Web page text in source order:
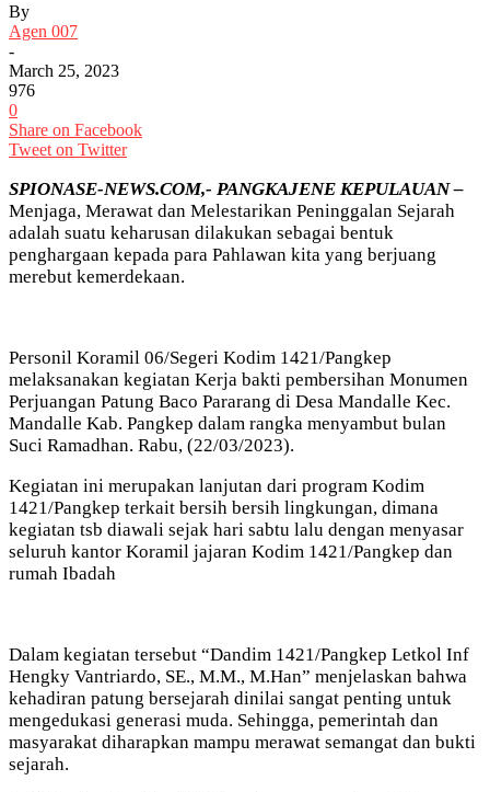
By
Agen 007
-
March 25, 2023
976
0
Share on Facebook
Tweet on Twitter
SPIONASE-NEWS.COM,- PANGKAJENE KEPULAUAN –
Menjaga, Merawat dan Melestarikan Peninggalan Sejarah
adalah suatu keharusan dilakukan sebagai bentuk
penghargaan kepada para Pahlawan kita yang berjuang
merebut kemerdekaan.
Personil Koramil 06/Segeri Kodim 1421/Pangkep
melaksanakan kegiatan Kerja bakti pembersihan Monumen
Perjuangan Patung Baco Pararang di Desa Mandalle Kec.
Mandalle Kab. Pangkep dalam rangka menyambut bulan
Suci Ramadhan. Rabu, (22/03/2023).
Kegiatan ini merupakan lanjutan dari program Kodim
1421/Pangkep terkait bersih bersih lingkungan, dimana
kegiatan tsb diawali sejak hari sabtu lalu dengan menyasar
seluruh kantor Koramil jajaran Kodim 1421/Pangkep dan
rumah Ibadah
Dalam kegiatan tersebut “Dandim 1421/Pangkep Letkol Inf
Hengky Vantriardo, SE., M.M., M.Han” menjelaskan bahwa
kehadiran patung bersejarah dinilai sangat penting untuk
mengedukasi generasi muda. Sehingga, pemerintah dan
masyarakat diharapkan mampu merawat semangat dan bukti
sejarah.